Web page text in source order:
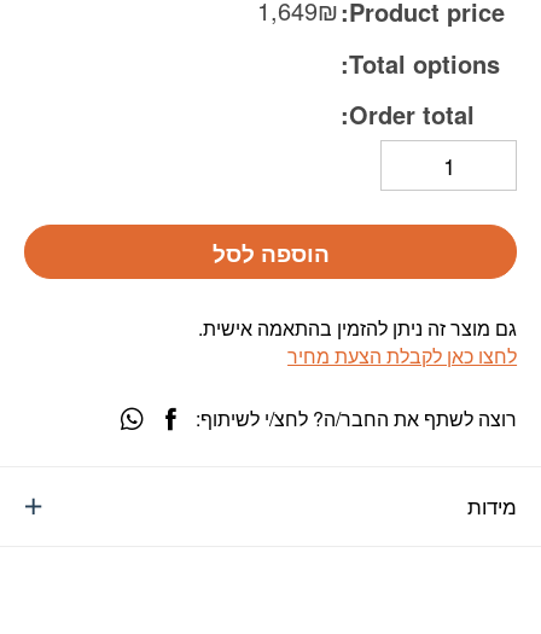
Product price:
₪
1,649
Total options:
Order total:
הוספה לסל
גם מוצר זה ניתן להזמין בהתאמה אישית.
לחצו כאן לקבלת הצעת מחיר
מידות
רוצה לשתף את החבר/ה? לחצ/י לשיתוף: